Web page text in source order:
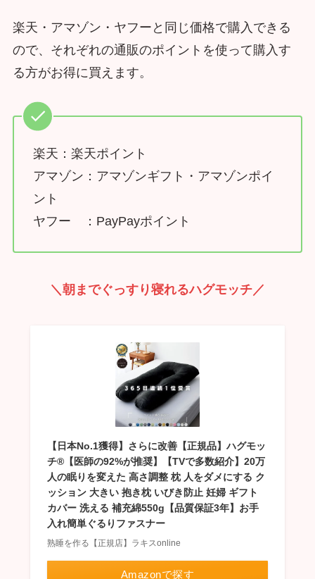
楽天・アマゾン・ヤフーと同じ価格で購入できる
ので、それぞれの通販のポイントを使って購入す
る方がお得に買えます。
楽天：楽天ポイント
アマゾン：アマゾンギフト・アマゾンポイ
ント
ヤフー ：PayPayポイント
＼朝までぐっすり寝れるハグモッチ／
【日本No.1獲得】さらに改善【正規品】ハグモッ
チ®【医師の92%が推奨】【TVで多数紹介】20万
人の眠りを変えた 高さ調整 枕 人をダメにする ク
ッション 大きい 抱き枕 いびき防止 妊婦 ギフト
カバー 洗える 補充綿550g【品質保証3年】お手
入れ簡単ぐるりファスナー
熟睡を作る【正規店】ラキスonline
Amazonで探す